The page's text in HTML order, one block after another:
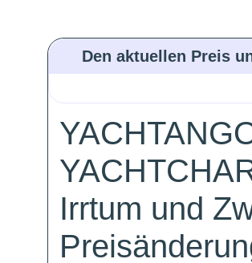
Den aktuellen Preis
Irrtum und